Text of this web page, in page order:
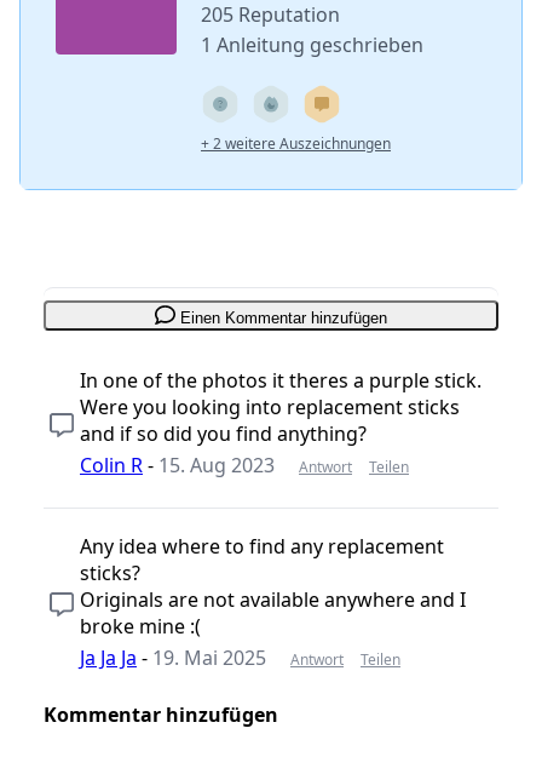
205 Reputation
1 Anleitung geschrieben
+ 2 weitere Auszeichnungen
Einen Kommentar hinzufügen
In one of the photos it theres a purple stick.
Were you looking into replacement sticks
and if so did you find anything?
Colin R- 15. Aug 2023 Antwort Teilen
Any idea where to find any replacement
sticks?
Originals are not available anywhere and I
broke mine :(
Ja Ja Ja - 19. Mai 2025 Antwort Teilen
Kommentar hinzufügen